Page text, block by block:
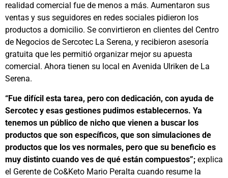
realidad comercial fue de menos a más. Aumentaron sus
ventas y sus seguidores en redes sociales pidieron los
productos a domicilio. Se convirtieron en clientes del Centro
de Negocios de Sercotec La Serena, y recibieron asesoría
gratuita que les permitió organizar mejor su apuesta
comercial. Ahora tienen su local en Avenida Ulriken de La
Serena.
“Fue difícil esta tarea, pero con dedicación, con ayuda de
Sercotec y esas gestiones pudimos establecernos. Ya
tenemos un público de nicho que vienen a buscar los
productos que son específicos, que son simulaciones de
productos que los ves normales, pero que su beneficio es
muy distinto cuando ves de qué están compuestos”; explica
el Gerente de Co&Keto Mario Peralta cuando resume la